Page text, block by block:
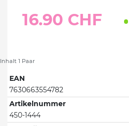
16.90 CHF
Inhalt 1 Paar
EAN
7630663554782
Artikelnummer
450-1444